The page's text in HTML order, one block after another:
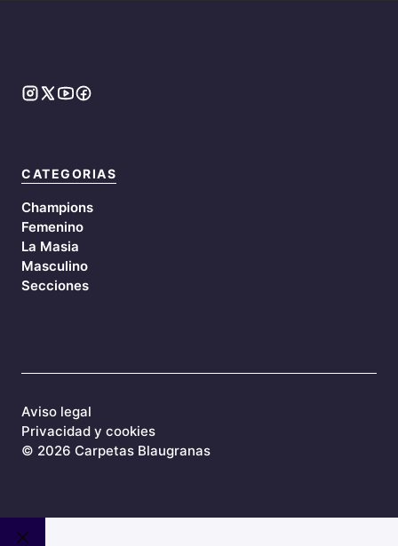
CATEGORIAS
Champions
Femenino
La Masia
Masculino
Secciones
© 2026 Carpetas Blaugranas
Aviso legal
Privacidad y cookies